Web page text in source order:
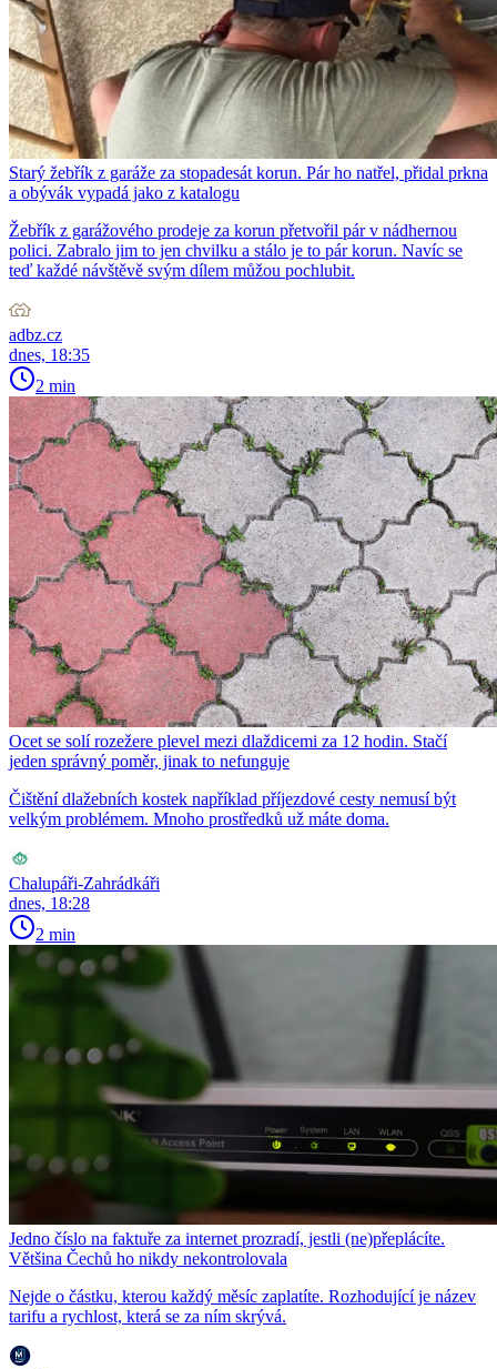
Starý žebřík z garáže za stopadesát korun. Pár ho natřel, přidal prkna
a obývák vypadá jako z katalogu
Žebřík z garážového prodeje za korun přetvořil pár v nádhernou
polici. Zabralo jim to jen chvilku a stálo je to pár korun. Navíc se
teď každé návštěvě svým dílem můžou pochlubit.
adbz.cz
dnes, 18:35
2 min
Ocet se solí rozežere plevel mezi dlaždicemi za 12 hodin. Stačí
jeden správný poměr, jinak to nefunguje
Čištění dlažebních kostek například příjezdové cesty nemusí být
velkým problémem. Mnoho prostředků už máte doma.
Chalupáři-Zahrádkáři
dnes, 18:28
2 min
Jedno číslo na faktuře za internet prozradí, jestli (ne)přeplácíte.
Většina Čechů ho nikdy nekontrolovala
Nejde o částku, kterou každý měsíc zaplatíte. Rozhodující je název
tarifu a rychlost, která se za ním skrývá.